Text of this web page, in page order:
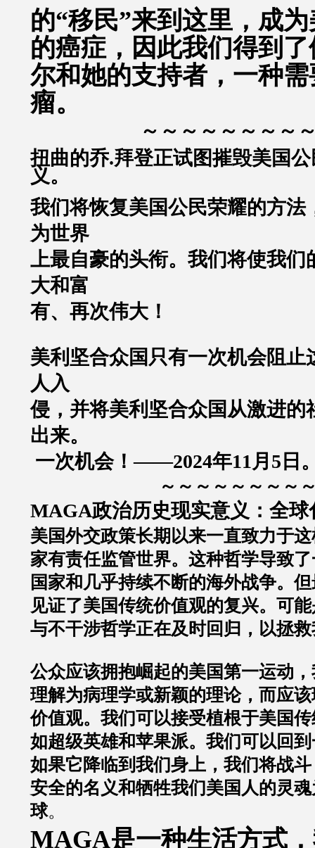
的“移民”来到这里，成
的癌症，因此我们得到了
尔和她的支持者，一种
瘤。
～～～～～～～～
扭曲的乔.拜登正试图摧毁美国
义。
我们将恢复美国公民荣耀的方法
为世界
上最自豪的头衔。我们将使我们
大和富
有、再次伟大！
美利坚合众国只有一次机会阻止
人入
侵，并将美利坚合众国从激进的
出来。
一次机会！——2024年11月5日
～～～～～～～～
MAGA政治历史现实意义：全球
美国外交政策长期以来一直致力于
家有责任监管世界。这种哲学导致
国家和几乎持续不断的海外战争。
见证了美国传统价值观的复兴。可
与不干涉哲学正在及时回归，以拯
公众应该拥抱崛起的美国第一运动
理解为病理学或新颖的理论，而应
价值观。我们可以接受植根于美国
如超级英雄和苹果派。我们可以回
如果它降临到我们身上，我们将战
安全的名义和牺牲我们美国人的灵
球。
MAGA是一种生活方式